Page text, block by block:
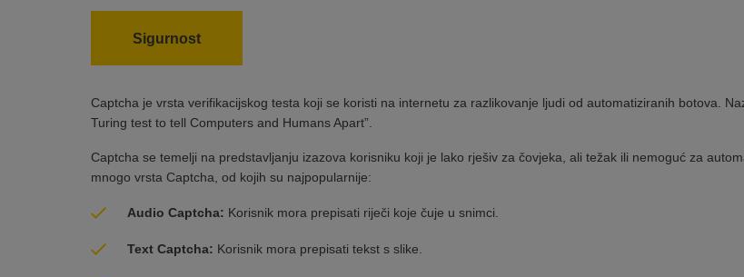
Sigurnost
Captcha je vrsta verifikacijskog testa koji se koristi na internetu za razlikovanje ljudi od automatiziranih botova.
Turing test to tell Computers and Humans Apart”.
Captcha se temelji na predstavljanju izazova korisniku koji je lako rješiv za čovjeka, ali težak ili nemoguć za
mnogo vrsta Captcha, od kojih su najpopularnije:
Audio Captcha: Korisnik mora prepisati riječi koje čuje u snimci.
Text Captcha: Korisnik mora prepisati tekst s slike.